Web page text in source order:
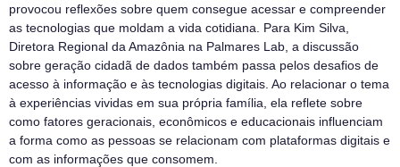
provocou reflexões sobre quem consegue acessar e compreender
as tecnologias que moldam a vida cotidiana. Para Kim Silva,
Diretora Regional da Amazônia na Palmares Lab, a discussão
sobre geração cidadã de dados também passa pelos desafios de
acesso à informação e às tecnologias digitais. Ao relacionar o tema
à experiências vividas em sua própria família, ela reflete sobre
como fatores geracionais, econômicos e educacionais influenciam
a forma como as pessoas se relacionam com plataformas digitais e
com as informações que consomem.